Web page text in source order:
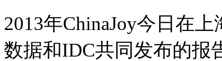
2013年ChinaJoy今日在
数据和IDC共同发布的报